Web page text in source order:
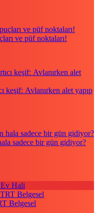
ve püf noktaları!
keşif: Avlanırken alet yapıp
sadece bir gün gidiyor?
Hali
Belgesel